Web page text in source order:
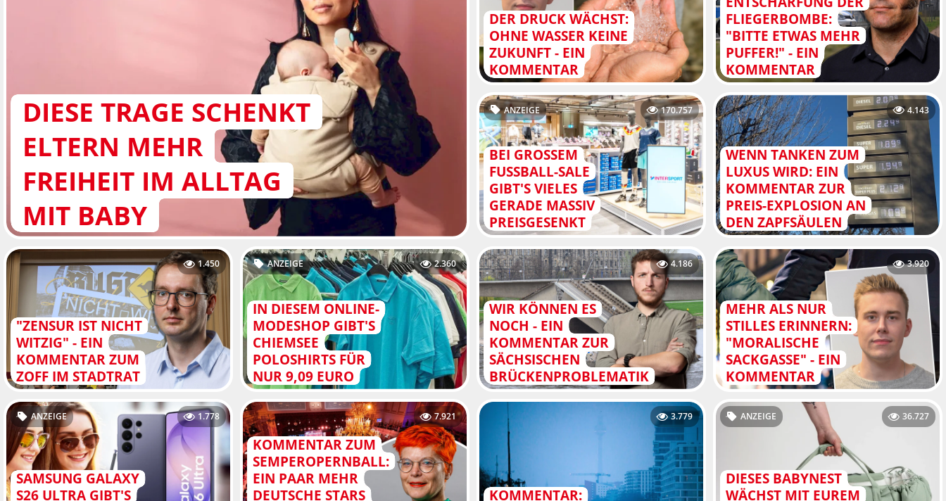
DIESE TRAGE SCHENKT
ELTERN MEHR
FREIHEIT IM ALLTAG
MIT BABY
DER DRUCK WÄCHST:
OHNE WASSER KEINE
ZUKUNFT - EIN
KOMMENTAR
FLIEGERBOMBE:
"BITTE ETWAS MEHR
PUFFER!" - EIN
KOMMENTAR
BEI GROSSEM F
USSBALL-SALE GI
BT'S VIELES GE
RADE MASSIV PR
EISGESENKT
ANZEIGE 170.757
WENN TANKEN ZUM
LUXUS WIRD: EIN
KOMMENTAR ZUR
PREIS-EXPLOSION AN
DEN ZAPFSÄULEN
4.143
"ZENSUR IST NICHT
WITZIG" - EIN
KOMMENTAR ZUM
ZOFF IM STADTRAT
1.450
IN DIESEM ONLINE-
MODESHOP GIBT'S
CHIEMSEE
POLOSHIRTS FÜR
NUR 9,09 EURO
ANZEIGE 2.360
WIR KÖNNEN ES
NOCH - EIN
KOMMENTAR ZUR
SÄCHSISCHEN
BRÜCKENPROBLEMATIK
4.186
MEHR ALS NUR
STILLES ERINNERN:
"MORALISCHE
SACKGASSE" - EIN
KOMMENTAR
3.920
SAMSUNG GALAXY
S26 ULTRA GIBT'S
ANZEIGE 1.778
KOMMENTAR ZUM
SEMPEROPERNBALL:
EIN PAAR MEHR
DEUTSCHE STARS
7.921
KOMMENTAR:
3.779
DIESES BABYNEST
WÄCHST MIT EUREM
ANZEIGE 36.727